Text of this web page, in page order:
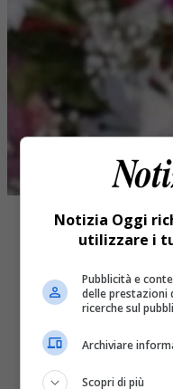
Share
Notizia Oggi
utilizzare i
Pubblicità e
delle prestazioni
ricerche sul
Archiviare
Scopri di più